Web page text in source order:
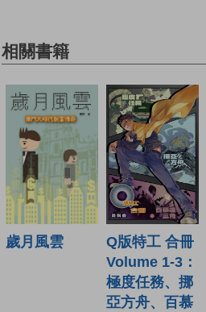
相關書籍
歲月風雲
Q版特工 合冊
Volume 1-3：
極度任務、挪
亞方舟、百慕